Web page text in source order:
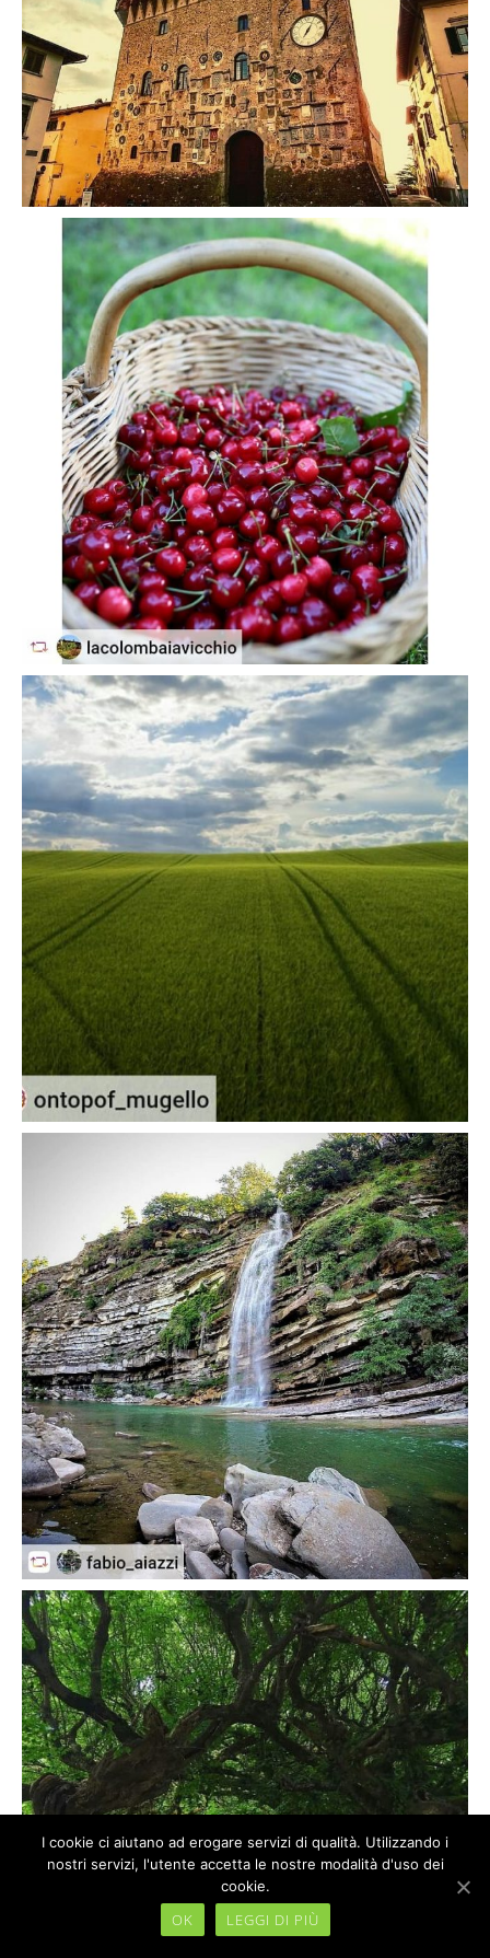
I cookie ci aiutano ad erogare servizi di qualità. Utilizzando i
nostri servizi, l'utente accetta le nostre modalità d'uso dei
cookie.
OK LEGGI DI PIÙ